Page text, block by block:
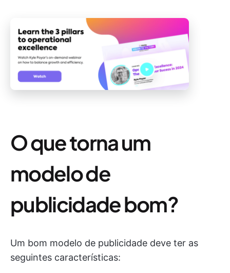
O que torna um
modelo de
publicidade bom?
Um bom modelo de publicidade deve ter as
seguintes características: